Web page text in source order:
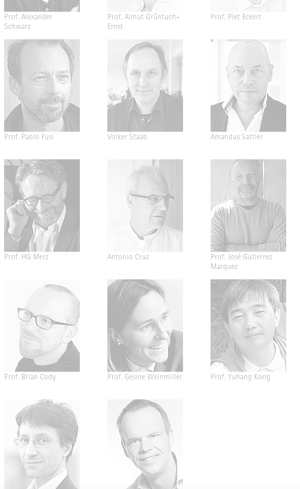
Prof. Alexander
Schwarz
Prof. Almut Grüntuch-
Ernst
Prof. Piet Eckert
Prof. Paolo Fusi Volker Staab Amandus Sattler
Prof. HG Merz Antonio Cruz
Prof. José Gutierrez
Marquez
Prof. Brian Cody Prof. Gesine Weinmiller Prof. Yuhang Kong